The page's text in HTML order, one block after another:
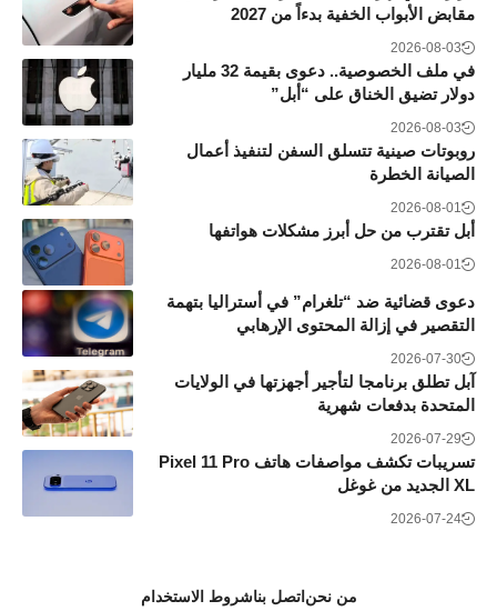
مقابض الأبواب الخفية بدءاً من 2027
2026-08-03
في ملف الخصوصية.. دعوى بقيمة 32 مليار
دولار تضيق الخناق على “أبل”
2026-08-03
روبوتات صينية تتسلق السفن لتنفيذ أعمال
الصيانة الخطرة
2026-08-01
أبل تقترب من حل أبرز مشكلات هواتفها
2026-08-01
دعوى قضائية ضد “تلغرام” في أستراليا بتهمة
التقصير في إزالة المحتوى الإرهابي
2026-07-30
آبل تطلق برنامجا لتأجير أجهزتها في الولايات
المتحدة بدفعات شهرية
2026-07-29
تسريبات تكشف مواصفات هاتف Pixel 11 Pro
XL الجديد من غوغل
2026-07-24
من نحن اتصل بناشروط الاستخدام